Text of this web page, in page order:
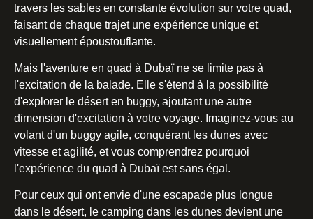
travers les sables en constante évolution sur votre quad,
faisant de chaque trajet une expérience unique et
visuellement époustouflante.
Mais l'aventure en quad à Dubaï ne se limite pas à
l'excitation de la balade. Elle s'étend à la possibilité
d'explorer le désert en buggy, ajoutant une autre
dimension d'excitation à votre voyage. Imaginez-vous au
volant d'un buggy agile, conquérant les dunes avec
vitesse et agilité, et vous comprendrez pourquoi
l'expérience du quad à Dubaï est sans égal.
Pour ceux qui ont envie d'une escapade plus longue
dans le désert, le camping dans les dunes devient une